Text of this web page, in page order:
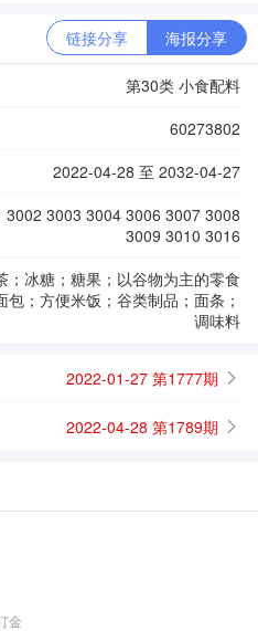
链接分享 海报分享
第30类 小食配料
60273802
2022-04-28 至 2032-04-27
3002 3003 3004 3006 3007 3008
3009 3010 3016
；冰糖；糖果；以谷物为主的零食
包；方便米饭；谷类制品；面条；
调味料
2022-01-27 第1777期
2022-04-28 第1789期
金